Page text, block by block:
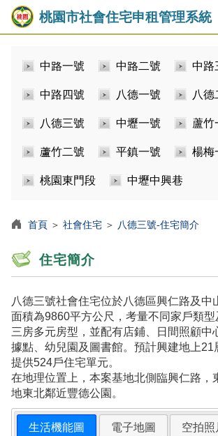
桃園市社會住宅申租管理系統
中路一號 中路二號 中路
中路四號 八德一號 八德
八德三號 中壢一號 蘆竹
蘆竹二號 平鎮一號 楊梅
桃園東門段 中壢中興巷
首頁 ＞ 社會住宅 ＞ 八德三號-住宅簡介
住宅簡介
八德三號社會住宅位於八德區興仁路及中
面積為9860平方公尺，考量不同家戶類
三房多元房型，並配有店鋪、日間照顧中
據點、幼兒園及圖書館。預計興建地上21
提供524戶住宅單元。
在地理位置上，本案基地北側臨興仁路，
地東北鄰近豐德公園。
生活機能圖 電子地圖 空拍照